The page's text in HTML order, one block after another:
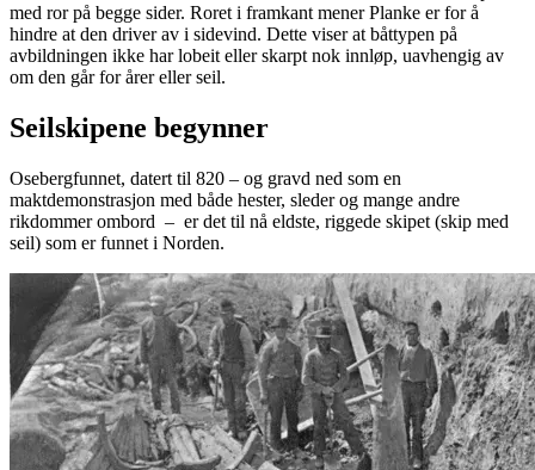
med ror på begge sider. Roret i framkant mener Planke er for å
hindre at den driver av i sidevind. Dette viser at båttypen på
avbildningen ikke har lobeit eller skarpt nok innløp, uavhengig av
om den går for årer eller seil.
Seilskipene begynner
Osebergfunnet, datert til 820 – og gravd ned som en
maktdemonstrasjon med både hester, sleder og mange andre
rikdommer ombord – er det til nå eldste, riggede skipet (skip med
seil) som er funnet i Norden.